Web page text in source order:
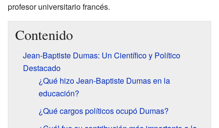
profesor universitario francés.
Contenido
Jean-Baptiste Dumas: Un Científico y Político
Destacado
¿Qué hizo Jean-Baptiste Dumas en la
educación?
¿Qué cargos políticos ocupó Dumas?